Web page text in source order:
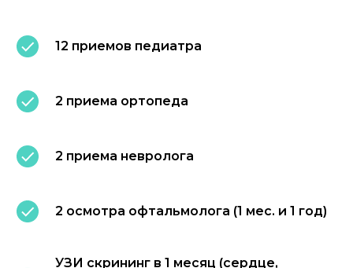
12 приемов педиатра
2 приема ортопеда
2 приема невролога
2 осмотра офтальмолога (1 мес. и 1 год)
УЗИ скрининг в 1 месяц (сердце,